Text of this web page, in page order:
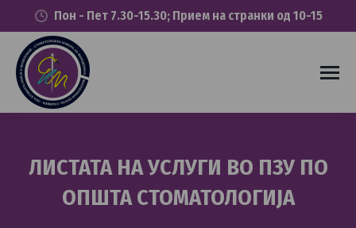
Пон - Пет 7.30-15.30; Прием на странки од 10-15
ЛИСТАТА НА УСЛУГИ ВО ПЗУ ПО
ОПШТА СТОМАТОЛОГИЈА